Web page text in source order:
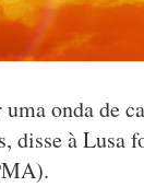
onda de
disse à Lusa